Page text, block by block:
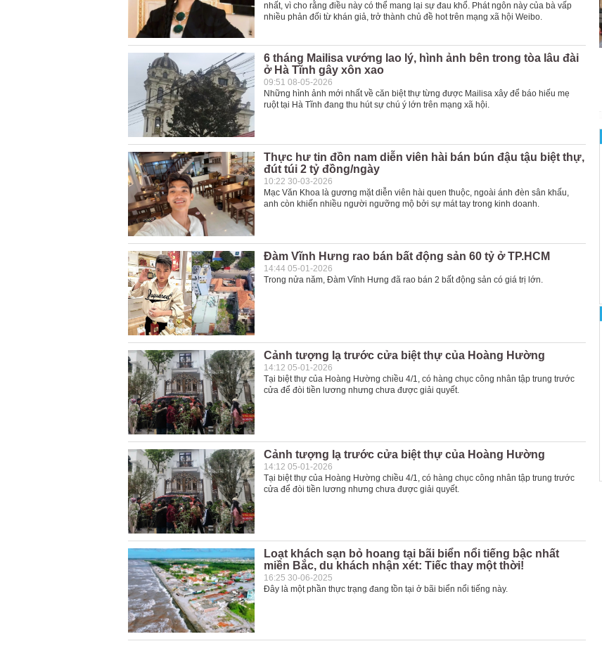
nhất, vì cho rằng điều này có thể mang lại sự đau khổ. Phát ngôn này của bà vấp
nhiều phản đối từ khán giả, trở thành chủ đề hot trên mạng xã hội Weibo.
6 tháng Mailisa vướng lao lý, hình ảnh bên trong tòa lâu đài
ở Hà Tĩnh gây xôn xao
09:51 08-05-2026
Những hình ảnh mới nhất về căn biệt thự từng được Mailisa xây để báo hiếu mẹ
ruột tại Hà Tĩnh đang thu hút sự chú ý lớn trên mạng xã hội.
Thực hư tin đồn nam diễn viên hài bán bún đậu tậu biệt thự,
đút túi 2 tỷ đồng/ngày
10:22 30-03-2026
Mạc Văn Khoa là gương mặt diễn viên hài quen thuộc, ngoài ánh đèn sân khấu,
anh còn khiến nhiều người ngưỡng mộ bởi sự mát tay trong kinh doanh.
Đàm Vĩnh Hưng rao bán bất động sản 60 tỷ ở TP.HCM
14:44 05-01-2026
Trong nửa năm, Đàm Vĩnh Hưng đã rao bán 2 bất động sản có giá trị lớn.
Cảnh tượng lạ trước cửa biệt thự của Hoàng Hường
14:12 05-01-2026
Tại biệt thự của Hoàng Hường chiều 4/1, có hàng chục công nhân tập trung trước
cửa để đòi tiền lương nhưng chưa được giải quyết.
Cảnh tượng lạ trước cửa biệt thự của Hoàng Hường
14:12 05-01-2026
Tại biệt thự của Hoàng Hường chiều 4/1, có hàng chục công nhân tập trung trước
cửa để đòi tiền lương nhưng chưa được giải quyết.
Loạt khách sạn bỏ hoang tại bãi biển nổi tiếng bậc nhất
miền Bắc, du khách nhận xét: Tiếc thay một thời!
16:25 30-06-2025
Đây là một phần thực trạng đang tồn tại ở bãi biển nổi tiếng này.